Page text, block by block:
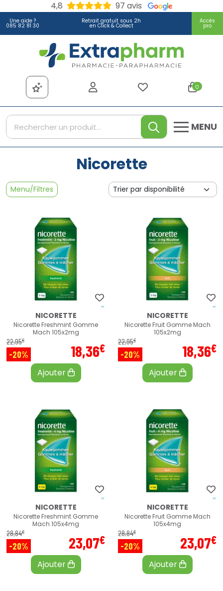
4,8 97 avis
Une aide ?
085 82 81 30
Retrait gratuit sous 2h
en Click & Collect
Accès
pro
Extrapharm Votre
0
MENU
Nicorette
Menu/Filtres
NICORETTE
Nicorette Freshmint Gomme
Mach 105x2mg
22,95€
-20% 18,36€
Ajouter
NICORETTE
Nicorette Fruit Gomme Mach
105x2mg
22,95€
-20% 18,36€
Ajouter
NICORETTE
Nicorette Freshmint Gomme
Mach 105x4mg
28,84€
-20% 23,07€
Ajouter
NICORETTE
Nicorette Fruit Gomme Mach
105x4mg
28,84€
-20% 23,07€
Ajouter